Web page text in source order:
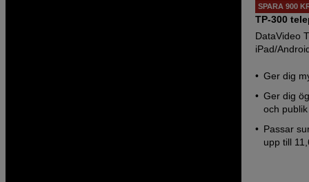
SPARA 900
TP-300
DataVideo
iPad/
Ger dig
Ger dig
och publik
Passar
upp till